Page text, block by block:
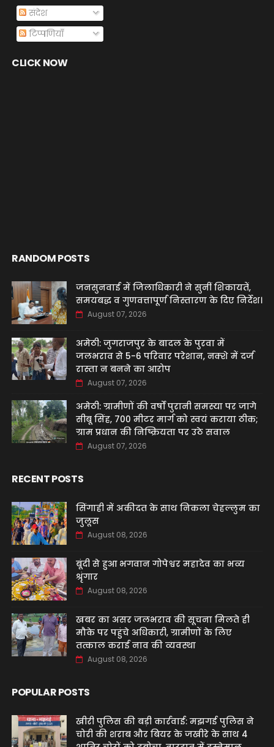
संदेश
टिप्पणियाँ
CLICK NOW
RANDOM POSTS
जनसुनवाई में जिलाधिकारी ने सुनीं शिकायतें,
समयबद्ध व गुणवत्तापूर्ण निस्तारण के दिए निर्देश।
August 07, 2026
अमेठी: जुगराजपुर के बादल के पुरवा में
जलभराव से 5-6 परिवार परेशान, नक्शे में दर्ज
रास्ता न बनने का आरोप
August 07, 2026
अमेठी: ग्रामीणों की वर्षों पुरानी समस्या पर जागे
सीबू सिंह, 700 मीटर मार्ग को स्वयं कराया ठीक;
ग्राम प्रधान की निष्क्रियता पर उठे सवाल
August 07, 2026
RECENT POSTS
सिंगाही में अकीदत के साथ निकला चेहल्लुम का
जुलूस
August 08, 2026
बूंदी से हुआ भगवान गोपेश्वर महादेव का भव्य
श्रृंगार
August 08, 2026
खबर का असर जलभराव की सूचना मिलते ही
मौके पर पहुंचे अधिकारी, ग्रामीणों के लिए
तत्काल कराई नाव की व्यवस्था
August 08, 2026
POPULAR POSTS
खीरी पुलिस की बड़ी कार्रवाई: मझगई पुलिस ने
चोरी की शराब और बियर के जखीरे के साथ 4